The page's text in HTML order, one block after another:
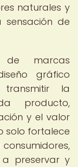
naturales y
de
de marcas
gráfico
la
producto,
y el valor
solo fortalece
preservar y